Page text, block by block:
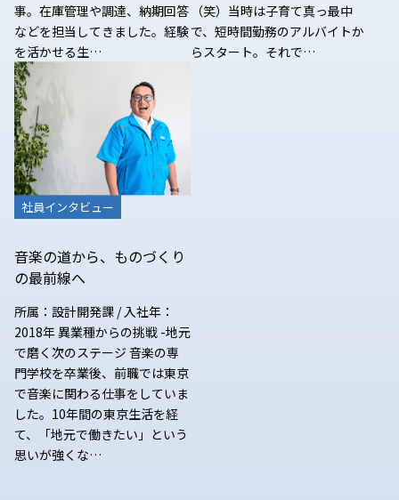
事。在庫管理や調達、納期回答
などを担当してきました。経験
を活かせる生…
（笑）当時は子育て真っ最中
で、短時間勤務のアルバイトか
らスタート。それで…
社員インタビュー
音楽の道から、ものづくり
の最前線へ
所属：設計開発課 / 入社年：
2018年 異業種からの挑戦 -地元
で磨く次のステージ 音楽の専
門学校を卒業後、前職では東京
で音楽に関わる仕事をしていま
した。10年間の東京生活を経
て、「地元で働きたい」という
思いが強くな…